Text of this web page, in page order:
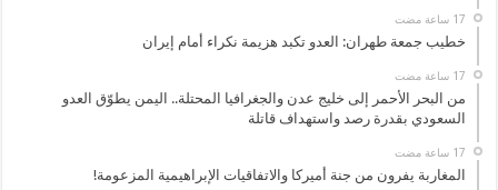
خطيب جمعة طهران: العدو تكبد هزيمة نكراء أمام إيران
من البحر الأحمر إلى خليج عدن والجغرافيا المحتلة.. اليمن يطوّق العدو
السعودي بقدرة رصد واستهداف قاتلة
المغاربة يفرون من جنة أميركا والاتفاقيات الإبراهيمية المزعومة!